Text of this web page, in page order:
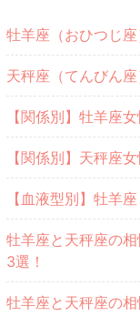
牡羊座（おひつじ
天秤座（てんびん
【関係別】牡羊座
【関係別】天秤座
【血液型別】牡羊
牡羊座と天秤座の
3選！
牡羊座と天秤座の